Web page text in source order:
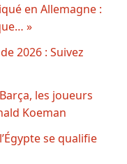
en Allemagne :
»
2026 : Suivez
les joueurs
Koeman
se qualifie